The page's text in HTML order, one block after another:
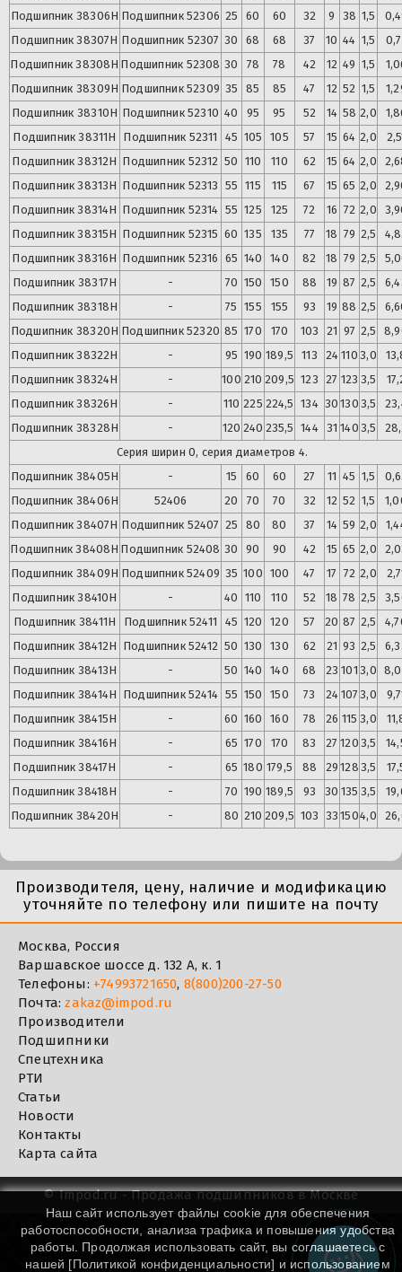
Подшипник 38306Н Подшипник 52306 25 60 60 32 9 38 1,5
Подшипник 38307Н Подшипник 52307 30 68 68 37 10 44 1,5
Подшипник 38308Н Подшипник 52308 30 78 78 42 12 49 1,5
Подшипник 38309Н Подшипник 52309 35 85 85 47 12 52 1,5
Подшипник 38310Н Подшипник 52310 40 95 95 52 14 58 2,0
Подшипник 38311Н Подшипник 52311 45 105 105 57 15 64 2,0
Подшипник 38312Н Подшипник 52312 50 110 110 62 15 64 2,0
Подшипник 38313Н Подшипник 52313 55 115 115 67 15 65 2,0
Подшипник 38314Н Подшипник 52314 55 125 125 72 16 72 2,0
Подшипник 38315Н Подшипник 52315 60 135 135 77 18 79 2,5
Подшипник 38316Н Подшипник 52316 65 140 140 82 18 79 2,5
Подшипник 38317Н - 70 150 150 88 19 87 2,5
Подшипник 38318Н - 75 155 155 93 19 88 2,5
Подшипник 38320Н Подшипник 52320 85 170 170 103 21 97 2,5
Подшипник 38322Н - 95 190 189,5 113 24 110 3,0
Подшипник 38324Н - 100 210 209,5 123 27 123 3,5
Подшипник 38326Н - 110 225 224,5 134 30 130 3,5
Подшипник 38328Н - 120 240 235,5 144 31 140 3,5
Серия ширин 0, серия диаметров 4.
Подшипник 38405Н - 15 60 60 27 11 45 1,5
Подшипник 38406Н 52406 20 70 70 32 12 52 1,5
Подшипник 38407Н Подшипник 52407 25 80 80 37 14 59 2,0
Подшипник 38408Н Подшипник 52408 30 90 90 42 15 65 2,0
Подшипник 38409Н Подшипник 52409 35 100 100 47 17 72 2,0
Подшипник 38410Н - 40 110 110 52 18 78 2,5
Подшипник 38411Н Подшипник 52411 45 120 120 57 20 87 2,5
Подшипник 38412Н Подшипник 52412 50 130 130 62 21 93 2,5
Подшипник 38413Н - 50 140 140 68 23 101 3,0
Подшипник 38414Н Подшипник 52414 55 150 150 73 24 107 3,0
Подшипник 38415Н - 60 160 160 78 26 115 3,0
Подшипник 38416Н - 65 170 170 83 27 120 3,5
Подшипник 38417Н - 65 180 179,5 88 29 128 3,5
Подшипник 38418Н - 70 190 189,5 93 30 135 3,5
Подшипник 38420Н - 80 210 209,5 103 33 1504,0
Производителя, цену, наличие и модификацию
уточняйте по телефону или пишите на почту
Москва, Россия
Варшавское шоссе д. 132 А, к. 1
Телефоны: +74993721650, 8(800)200-27-50
Почта:zakaz@impod.ru
Производители
Подшипники
Спецтехника
РТИ
Статьи
Новости
Контакты
Карта сайта
©Impod.ru - Продажа подшипников в Москве
Наш сайт использует файлы cookie для обеспечения
работоспособности, анализа трафика и повышения удобства
работы. Продолжая использовать сайт, вы соглашаетесь с
нашей [Политикой конфиденциальности] и использованием